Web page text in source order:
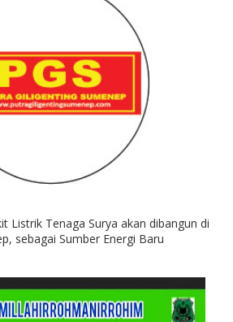
Listrik Tenaga Surya akan dibangun di
sebagai Sumber Energi Baru